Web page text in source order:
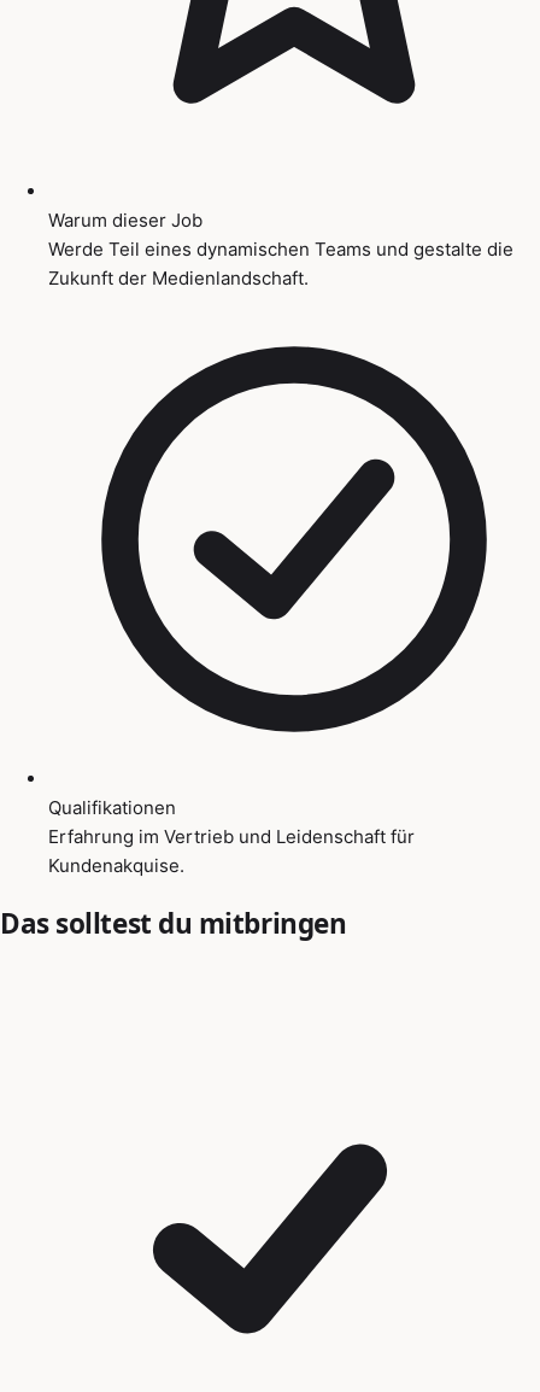
Warum dieser Job
Werde Teil eines dynamischen Teams und gestalte die
Zukunft der Medienlandschaft.
Qualifikationen
Erfahrung im Vertrieb und Leidenschaft für
Kundenakquise.
Das solltest du mitbringen